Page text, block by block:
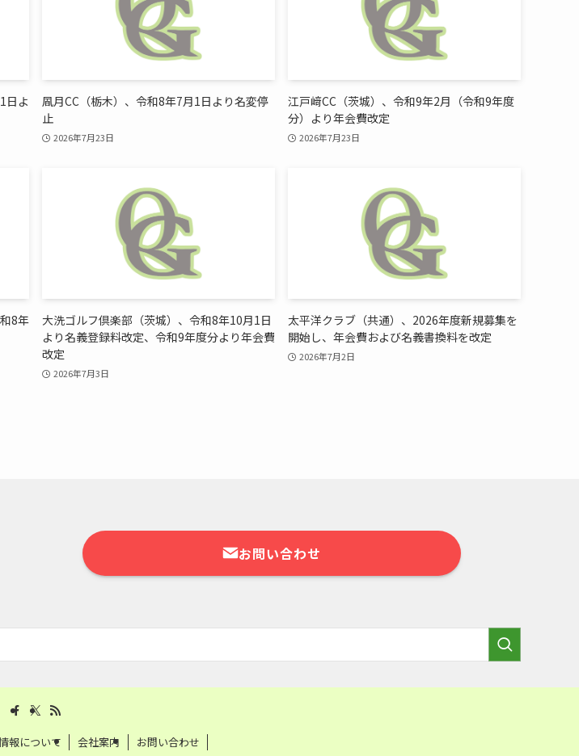
日よ
凮月CC（栃木）、令和8年7月1日より名変停
止
2026年7月23日
江戸﨑CC（茨城）、令和9年2月（令和9年度
分）より年会費改定
2026年7月23日
8年
大洗ゴルフ倶楽部（茨城）、令和8年10月1日
より名義登録料改定、令和9年度分より年会費
改定
2026年7月3日
太平洋クラブ（共通）、2026年度新規募集を
開始し、年会費および名義書換料を改定
2026年7月2日
お問い合わせ
報について 会社案内 お問い合わせ